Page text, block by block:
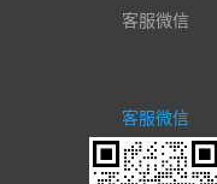
客服微信
客服微信